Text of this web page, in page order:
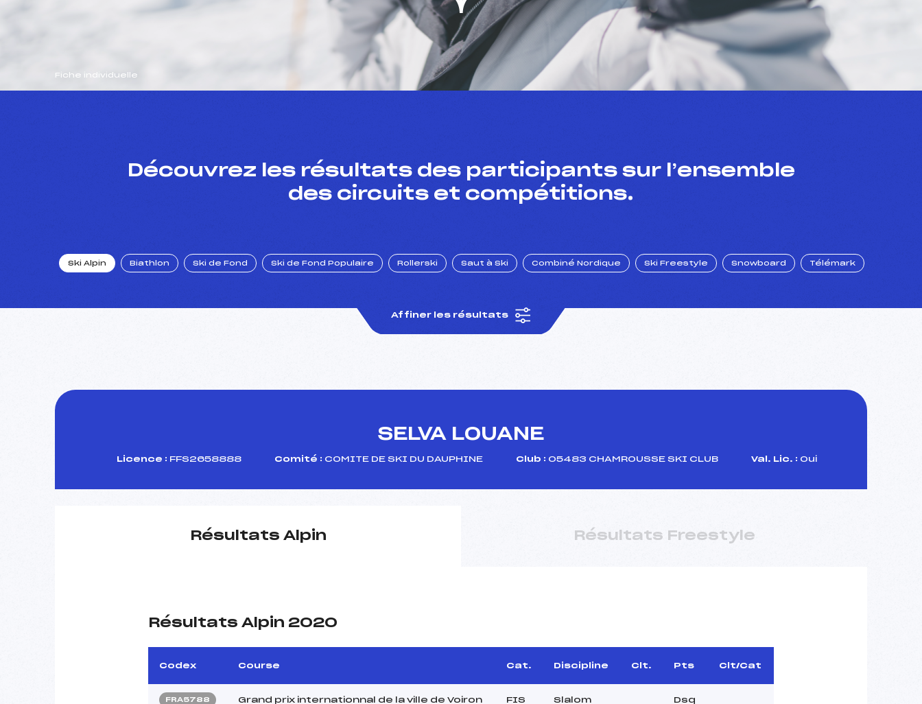
Fiche individuelle
Découvrez les résultats des participants sur l’ensemble
des circuits et compétitions.
Ski Alpin Biathlon Ski de Fond Ski de Fond Populaire Rollerski Saut à Ski Combiné Nordique Ski Freestyle Snowboard Télémark
Affiner les résultats
SELVA LOUANE
Licence : FFS2658888 Comité : COMITE DE SKI DU DAUPHINE Club : 05483 CHAMROUSSE SKI CLUB Val. Lic. : Oui
Résultats Alpin Résultats Freestyle
Résultats Alpin 2020
Codex Course Cat. Discipline Clt. Pts Clt/Cat
FRA5788 Grand prix internationnal de la ville de Voiron FIS Slalom Dsq